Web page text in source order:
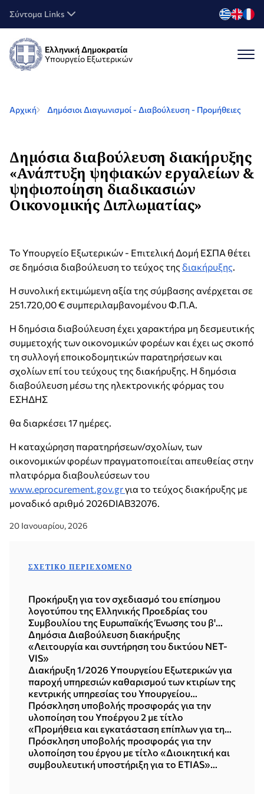
Σύντομα Links
Ελληνική Δημοκρατία
Υπουργείο Εξωτερικών
Αρχική Δημόσιοι Διαγωνισμοί - Διαβούλευση - Προμήθειες
Δημόσια διαβούλευση διακήρυξης
«Ανάπτυξη ψηφιακών εργαλείων &
ψηφιοποίηση διαδικασιών
Οικονομικής Διπλωματίας»
Το Υπουργείο Εξωτερικών - Επιτελική Δομή ΕΣΠΑ θέτει
σε δημόσια διαβούλευση το τεύχος της διακήρυξης.
Η συνολική εκτιμώμενη αξία της σύμβασης ανέρχεται σε
251.720,00 € συμπεριλαμβανομένου Φ.Π.Α.
Η δημόσια διαβούλευση έχει χαρακτήρα μη δεσμευτικής
συμμετοχής των οικονομικών φορέων και έχει ως σκοπό
τη συλλογή εποικοδομητικών παρατηρήσεων και
σχολίων επί του τεύχους της διακήρυξης. Η δημόσια
διαβούλευση μέσω της ηλεκτρονικής φόρμας του
ΕΣΗΔΗΣ
θα διαρκέσει 17 ημέρες.
Η καταχώρηση παρατηρήσεων/σχολίων, των
οικονομικών φορέων πραγματοποιείται απευθείας στην
πλατφόρμα διαβουλεύσεων του
www.eprocurement.gov.grγια το τεύχος διακήρυξης με
μοναδικό αριθμό 2026DIAB32076.
20 Ιανουαρίου, 2026
ΣΧΕΤΙΚΌ ΠΕΡΙΕΧΌΜΕΝΟ
Προκήρυξη για τον σχεδιασμό του επίσημου
λογοτύπου της Ελληνικής Προεδρίας του
Συμβουλίου της Ευρωπαϊκής Ένωσης του β'
εξαμήνου του 2027 (19.06.2026)
Δημόσια Διαβούλευση διακήρυξης
«Λειτουργία και συντήρηση του δικτύου NET-
VIS»
Διακήρυξη 1/2026 Yπουργείου Eξωτερικών για
παροχή υπηρεσιών καθαρισμού των κτιρίων της
κεντρικής υπηρεσίας του Υπουργείου
Εξωτερικών
Πρόσκληση υποβολής προσφοράς για την
υλοποίηση του Υποέργου 2 με τίτλο
«Προμήθεια και εγκατάσταση επίπλων για την
εθνική μονάδα ETIAS»
Πρόσκληση υποβολής προσφοράς για την
υλοποίηση του έργου με τίτλο «Διοικητική και
συμβουλευτική υποστήριξη για το ETIAS»